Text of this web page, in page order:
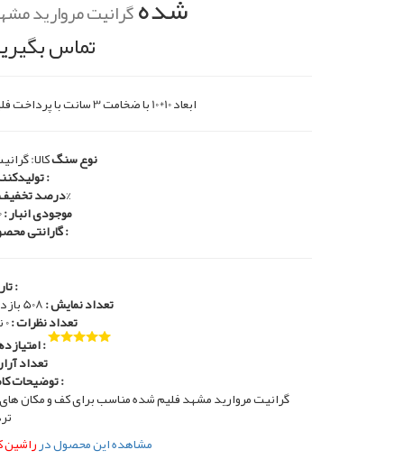
گرانیت مروارید
تماس
ابعاد 10*10 با ضخامت 3 سانت با پرداخت فلیم
: نوع سنگکالا:
تولیدکننده :
درصد0%
موجودی انبار :
گارانتی محصول :
تاریخ :
تعداد نمایش :508 بازدید
تعداد نظرات :0 نظر
امتیازدهی :
تعداد
توضیحات کامل :
گرانیت مروارید مشهد فلیم شده مناسب برای کف و مکان
مشاهده این محصول درراشین